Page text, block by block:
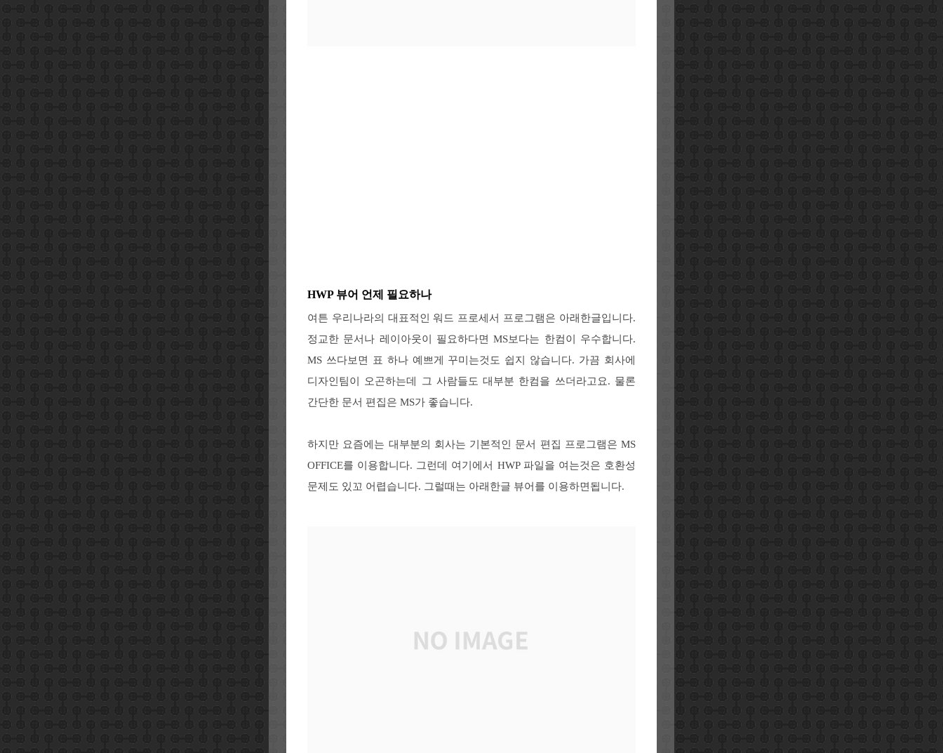
HWP 뷰어 언제 필요하나
여튼 우리나라의 대표적인 워드 프로세서 프로그램은 아래한글입니다.
정교한 문서나 레이아웃이 필요하다면 MS보다는 한컴이 우수합니다.
MS 쓰다보면 표 하나 예쁘게 꾸미는것도 쉽지 않습니다. 가끔 회사에
디자인팀이 오곤하는데 그 사람들도 대부분 한컴을 쓰더라고요. 물론
간단한 문서 편집은 MS가 좋습니다.
하지만 요즘에는 대부분의 회사는 기본적인 문서 편집 프로그램은 MS
OFFICE를 이용합니다. 그런데 여기에서 HWP 파일을 여는것은 호환성
문제도 있꼬 어렵습니다. 그럴때는 아래한글 뷰어를 이용하면됩니다.